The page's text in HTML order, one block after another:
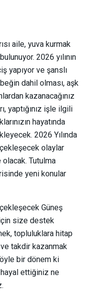
aile, yuva kurmak
2026 yılının
yapıyor ve şanslı
dahil olması, aşk
kazanacağınız
yaptığınız işle ilgili
hayatında
2026 Yılında
olaylar
olacak. Tutulma
yeni konular
Güneş
size destek
topluluklara hitap
takdir kazanmak
bir dönem ki
ettiğiniz ne